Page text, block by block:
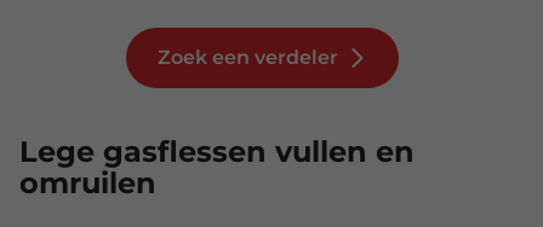
Zoek een verdeler
Lege gasflessen vullen en
omruilen